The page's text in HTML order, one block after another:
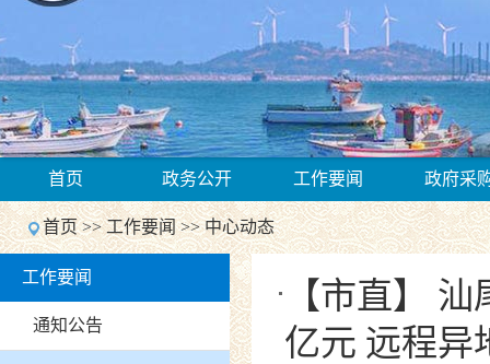
Previous
Next
1
Previous
首页 政务公开 工作要闻 政府采
首页>>工作要闻>>中心动态
工作要闻
通知公告
【市直】
亿元 远程异